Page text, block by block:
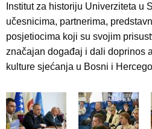
Institut za historiju Univerziteta u
učesnicima, partnerima,
posjetiocima koji su svojim
značajan događaj i dali doprinos
kulture sjećanja u Bosni i